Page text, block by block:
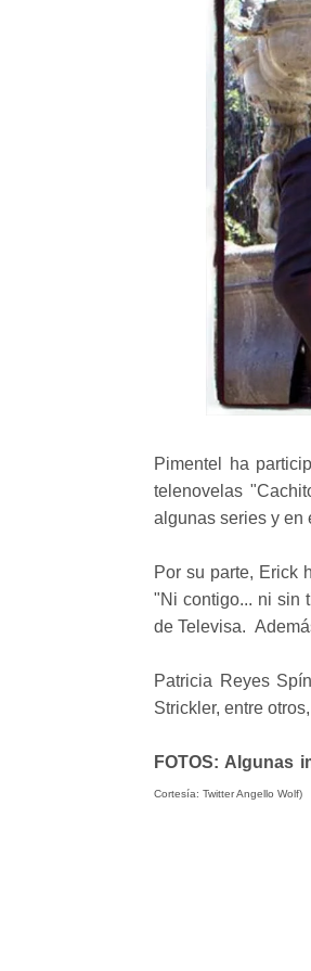
Pimentel ha
telenovelas
algunas series y en
Por su parte, Erick
"Ni contigo... ni sin
de Televisa.
Patricia Reyes
Strickler, entre
FOTOS: Algunas
Cortesía: Twitter Angello Wolf)